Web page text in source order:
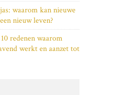
waarom kan nieuwe
nieuw leven?
redenen waarom
werkt en aanzet tot